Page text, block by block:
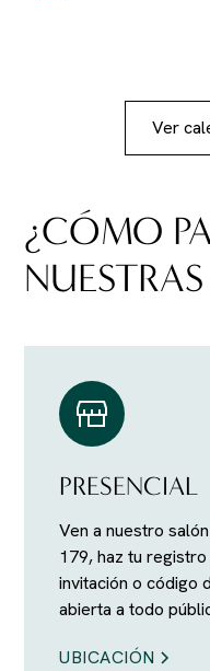
Ver
¿CÓMO
PRESENCIAL
Ven a nuestro
179, haz tu
invitación o código
abierta a todo
UBICACIÓN